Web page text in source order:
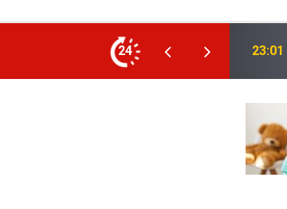
24
Uyum Haftası Ne Zaman, Veliler
22:32